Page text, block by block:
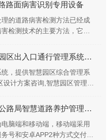
路面病害识别专用设备
的道路病害检测方法已经成
检测技术的主要方法，它基
估，可准确记录哪条农村公路
现道...
智慧园区出入口通行管理系统解决方案
统，提供智慧园区综合管理系
设计方案咨询,智慧园区管理系
区资产管理系统等功能，满足
芜湖公路局智慧道路养护管理系统正式上线啦
脑端和移动端，移动端采用
号和安卓APP2种方式交付，